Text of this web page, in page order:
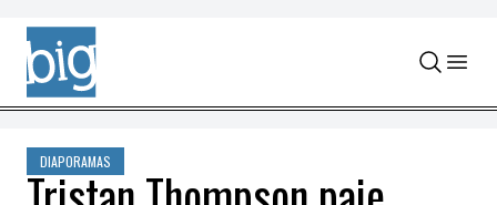
Skip to content
DIAPORAMAS